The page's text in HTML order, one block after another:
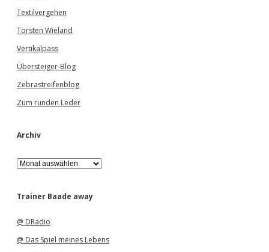
Textilvergehen
Torsten Wieland
Vertikalpass
Übersteiger-Blog
Zebrastreifenblog
Zum runden Leder
Archiv
A
r
h
Trainer Baade away
@ DRadio
@ Das Spiel meines Lebens